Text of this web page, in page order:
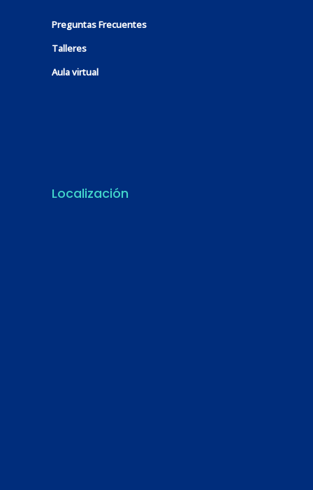
Preguntas Frecuentes
Talleres
Aula virtual
Localización